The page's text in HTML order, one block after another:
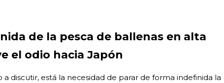
de la pesca de ballenas en alta
el odio hacia Japón
discutir, está la necesidad de parar de forma indefinida la